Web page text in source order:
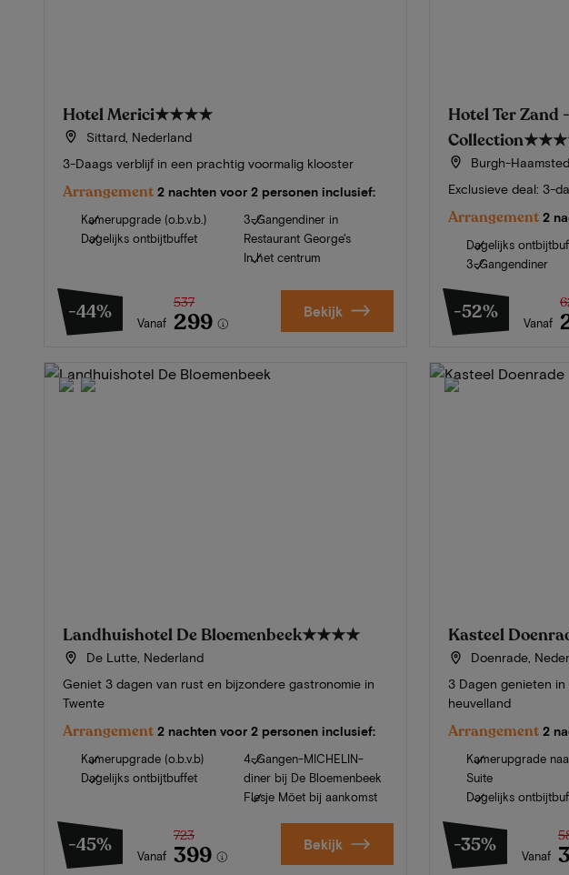
Hotel Merici★★★★
Sittard, Nederland
3-Daags verblijf in een prachtig voormalig klooster
Arrangement 2 nachten voor 2 personen inclusief:
Kamerupgrade (o.b.v.b.)
Dagelijks ontbijtbuffet
3-Gangendiner in
Restaurant George's
In het centrum
-44% Vanaf
537
299 Bekijk
Hotel Ter
Collection
Burgh-
Exclusieve deal: 3-
Arrangement 2
Dagelijks
3-Gangendiner
-52% Vanaf
Landhuishotel De Bloemenbeek★★★★
De Lutte, Nederland
Geniet 3 dagen van rust en bijzondere gastronomie in
Twente
Arrangement 2 nachten voor 2 personen inclusief:
Kamerupgrade (o.b.v.b)
Dagelijks ontbijtbuffet
4-Gangen-MICHELIN-
diner bij De Bloemenbeek
Flesje Möet bij aankomst
-45% Vanaf
723
399 Bekijk
Kasteel
Doenrade,
3 Dagen genieten
heuvelland
Arrangement 2
Kamerupgrade
Suite
Dagelijks
-35% Vanaf